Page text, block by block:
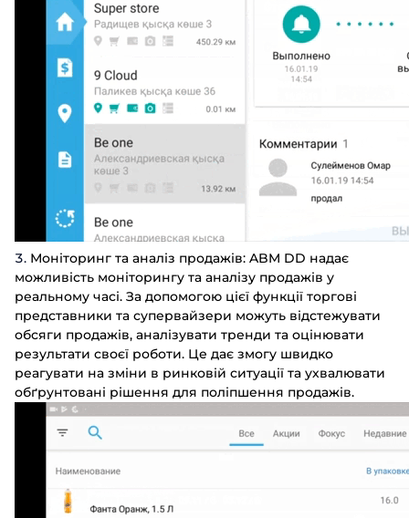
Моніторинг та аналіз продажів: ABM DD надає
можливість моніторингу та аналізу продажів у
реальному часі. За допомогою цієї функції торгові
представники та супервайзери можуть відстежувати
обсяги продажів, аналізувати тренди та оцінювати
результати своєї роботи. Це дає змогу швидко
реагувати на зміни в ринковій ситуації та ухвалювати
обґрунтовані рішення для поліпшення продажів.